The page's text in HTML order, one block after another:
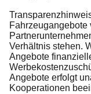
Verhältnis stehen.
Angebote
Angebote erfolgt
Kooperationen